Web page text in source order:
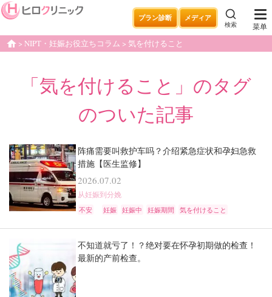
プラン診断 メディア
検索 菜单
homeNIPT・妊娠お役立ちコラム 気を付けること
「気を付けること」のタグ
のついた記事
阵痛需要叫救护车吗？介绍紧急症状和孕妇急救
措施【医生监修】
2026.07.02
从妊娠到分娩
不安 妊娠 妊娠中 妊娠期間 気を付けること
不知道就亏了！？绝对要在怀孕初期做的检查！
最新的产前检查。